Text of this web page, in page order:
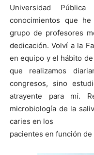
Universidad
conocimientos que
grupo de profesores
dedicación. Volví a la
en equipo y el hábito
que realizamos
congresos, sino
atrayente para mí.
microbiología de la
caries en los
pacientes en función